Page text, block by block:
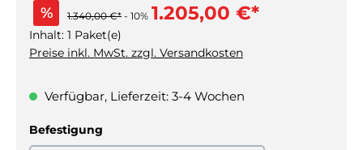
% 1.340,00 €* - 10% 1.205,00 €*
Inhalt: 1 Paket(e)
Preise inkl. MwSt. zzgl. Versandkosten
Verfügbar, Lieferzeit: 3-4 Wochen
Befestigung